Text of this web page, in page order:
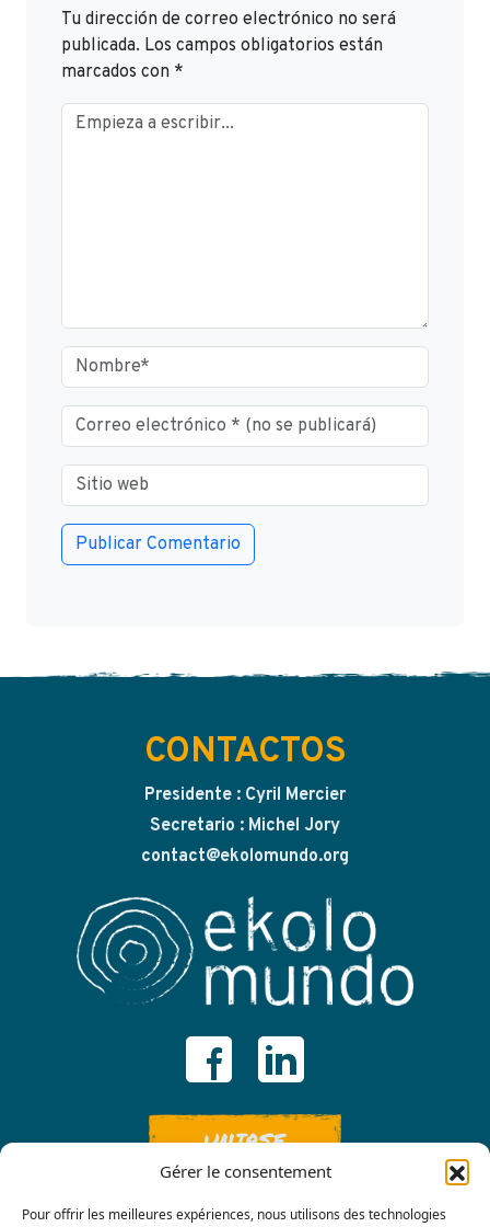
Gérer le consentement
Pour offrir les meilleures expériences, nous utilisons des technologies
Tu dirección de correo electrónico no será
publicada. Los campos obligatorios están
marcados con *
CONTACTOS
Presidente : Cyril Mercier
Secretario : Michel Jory
contact@ekolomundo.org
UNIRSE